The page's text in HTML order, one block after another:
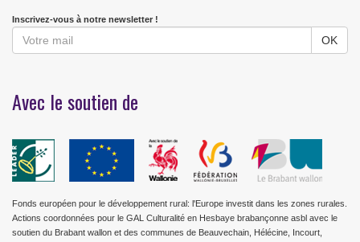
Inscrivez-vous à notre newsletter !
Avec le soutien de
Fonds européen pour le développement rural: l'Europe investit dans les zones rurales.
Actions coordonnées pour le GAL Culturalité en Hesbaye brabançonne asbl avec le
soutien du Brabant wallon et des communes de Beauvechain, Hélécine, Incourt,